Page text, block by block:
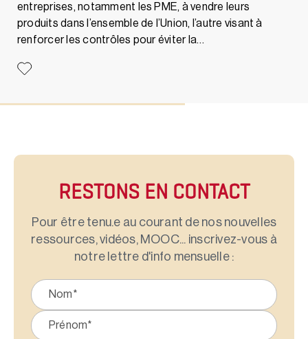
entreprises, notamment les PME, à vendre leurs
produits dans l’ensemble de l’Union, l’autre visant à
renforcer les contrôles pour éviter la…
RESTONS EN CONTACT
Pour être tenu.e au courant de nos nouvelles
ressources, vidéos, MOOC... inscrivez-vous à
notre lettre d'info mensuelle :